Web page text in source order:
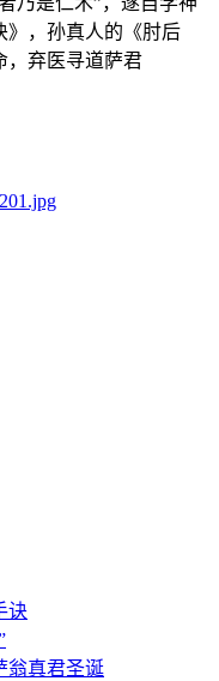
》，孙真人的《肘后
，弃医寻道萨君
诀
翁真君圣诞